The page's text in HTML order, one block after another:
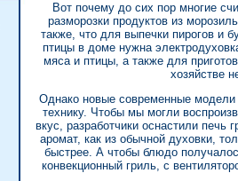
Вот почему до сих пор многие
разморозки продуктов из
также, что для выпечки пирогов и
птицы в доме нужна
мяса и птицы, а также для
хозяйстве
Однако новые современные
технику. Чтобы мы могли
вкус, разработчики оснастили
аромат, как из обычной духовки,
быстрее. А чтобы блюдо
конвекционный гриль, с